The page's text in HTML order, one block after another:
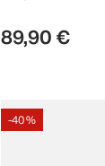
89,90 €
-40 %